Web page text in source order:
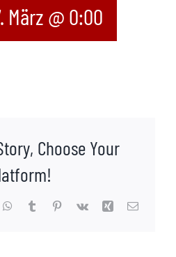
März @ 0:00
Choose Your
WhatsApp
TumblrPinterest
Vk Xing E-